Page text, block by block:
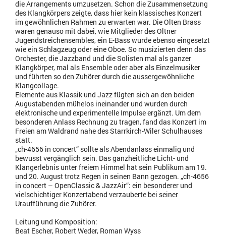
die Arrangements umzusetzen. Schon die Zusammensetzung
des Klangkörpers zeigte, dass hier kein klassisches Konzert
im gewöhnlichen Rahmen zu erwarten war. Die Olten Brass
waren genauso mit dabei, wie Mitglieder des Oltner
Jugendstreichensembles, ein E-Bass wurde ebenso eingesetzt
wie ein Schlagzeug oder eine Oboe. So musizierten denn das
Orchester, die Jazzband und die Solisten mal als ganzer
Klangkörper, mal als Ensemble oder aber als Einzelmusiker
und führten so den Zuhörer durch die aussergewöhnliche
Klangcollage.
Elemente aus Klassik und Jazz fügten sich an den beiden
Augustabenden mühelos ineinander und wurden durch
elektronische und experimentelle Impulse ergänzt. Um dem
besonderen Anlass Rechnung zu tragen, fand das Konzert im
Freien am Waldrand nahe des Starrkirch-Wiler Schulhauses
statt.
„ch-4656 in concert“ sollte als Abendanlass einmalig und
bewusst vergänglich sein. Das ganzheitliche Licht- und
Klangerlebnis unter freiem Himmel hat sein Publikum am 19.
und 20. August trotz Regen in seinen Bann gezogen. „ch-4656
in concert – OpenClassic & JazzAir“: ein besonderer und
vielschichtiger Konzertabend verzauberte bei seiner
Uraufführung die Zuhörer.
Leitung und Komposition:
Beat Escher, Robert Weder, Roman Wyss